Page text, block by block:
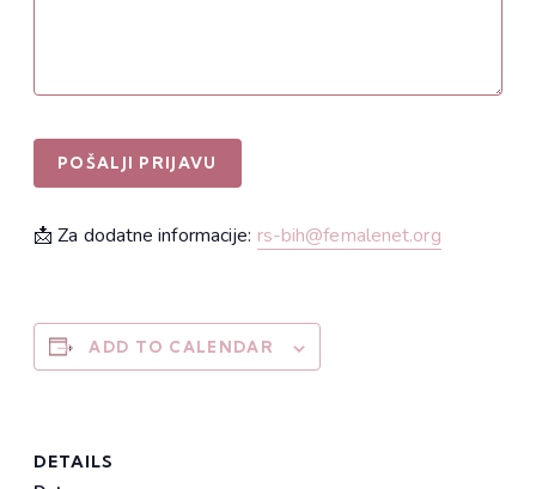
📩 Za dodatne informacije: rs-bih@femalenet.org
ADD TO CALENDAR
DETAILS